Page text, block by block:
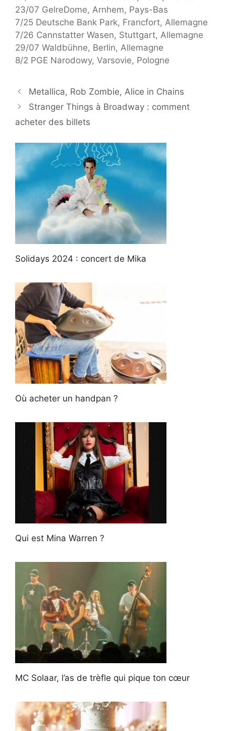
23/07 GelreDome, Arnhem, Pays-Bas
7/25 Deutsche Bank Park, Francfort, Allemagne
7/26 Cannstatter Wasen, Stuttgart, Allemagne
29/07 Waldbühne, Berlin, Allemagne
8/2 PGE Narodowy, Varsovie, Pologne
Metallica, Rob Zombie, Alice in Chains
Stranger Things à Broadway : comment
acheter des billets
Solidays 2024 : concert de Mika
Où acheter un handpan ?
Qui est Mina Warren ?
MC Solaar, l’as de trèfle qui pique ton cœur